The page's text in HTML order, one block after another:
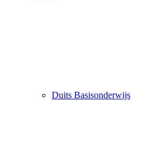
Duits Basisonderwijs